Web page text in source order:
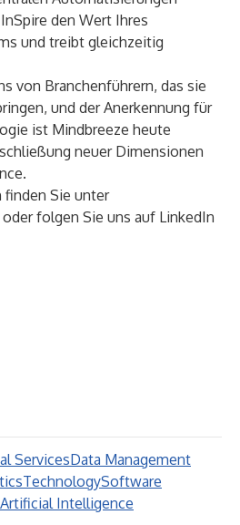
den Wert Ihres
und treibt gleichzeitig
von Branchenführern, das sie
und der Anerkennung für
ist Mindbreeze heute
neuer Dimensionen
Sie unter
oder folgen Sie uns auf LinkedIn
ServicesData Management
TechnologySoftware
Artificial Intelligence